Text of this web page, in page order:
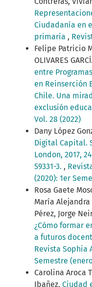
Ciudadanía en
primaria ,
Felipe Patricio
OLIVARES
entre
en Reinserción
Chile. Una
exclusión
Vol. 28 (2022)
Dany López
Digital Capital.
London, 2017,
59331-3. ,
(2020): 1er
Rosa Gaete
María Alejandra
Pérez, Jorge
¿Cómo formar
a futuros
Revista Sophia
Semestre
Carolina Aroca
Ibañez, Ciudad